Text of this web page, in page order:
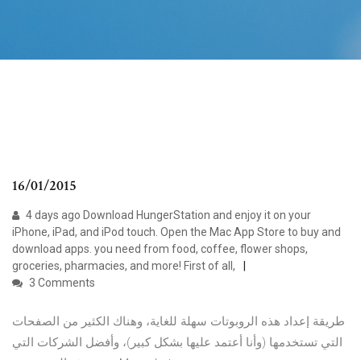
16/01/2015
4 days ago Download HungerStation and enjoy it on your
iPhone, iPad, and iPod touch. Open the Mac App Store to buy and
download apps. you need from food, coffee, flower shops,
groceries, pharmacies, and more! First of all,
3 Comments
طريقة إعداد هذه الروبوتات سهلة للغاية، وهناك الكثير من الصفحات
التي تستخدمها (وأنا أعتمد عليها بشكل كبير)، وأفضل الشركات التي